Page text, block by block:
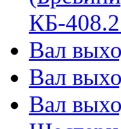
КБ-
Вал
Вал
Вал